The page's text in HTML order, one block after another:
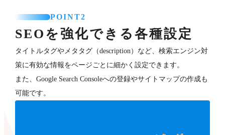
POINT2
SEOを強化できる各種設定
タイトルタグやメタタグ（description）など、検索エンジン対
策に有効な情報をページごとに細かく設定できます。
また、Google Search Consoleへの登録やサイトマップの作成も
可能です。